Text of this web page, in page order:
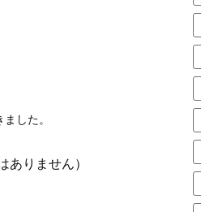
した。
ありません）